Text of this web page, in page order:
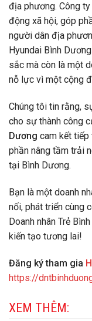
địa phương. Công
động xã hội, góp
người dân địa
Hyundai Bình
sắc mà còn là một
nỗ lực vì một cộng
Chúng tôi tin rằng,
cho sự thành công
Dương cam kết tiếp
phần nâng tầm trải
tại Bình Dương.
Bạn là một doanh
nối, phát triển cùng
Doanh nhân Trẻ
kiến tạo tương lai!
Đăng ký tham gia
https://
XEM THÊM: